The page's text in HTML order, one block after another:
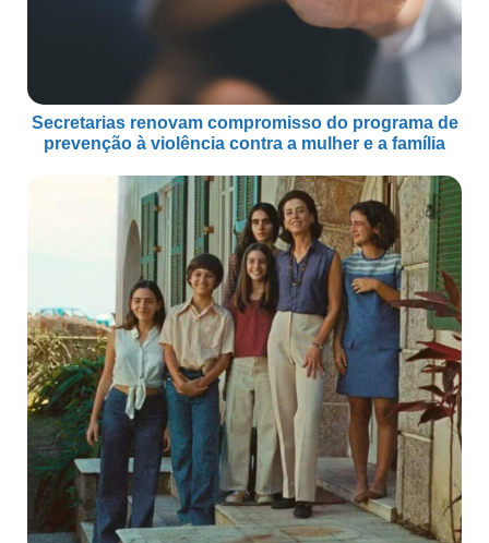
Secretarias renovam compromisso do programa de
prevenção à violência contra a mulher e a família